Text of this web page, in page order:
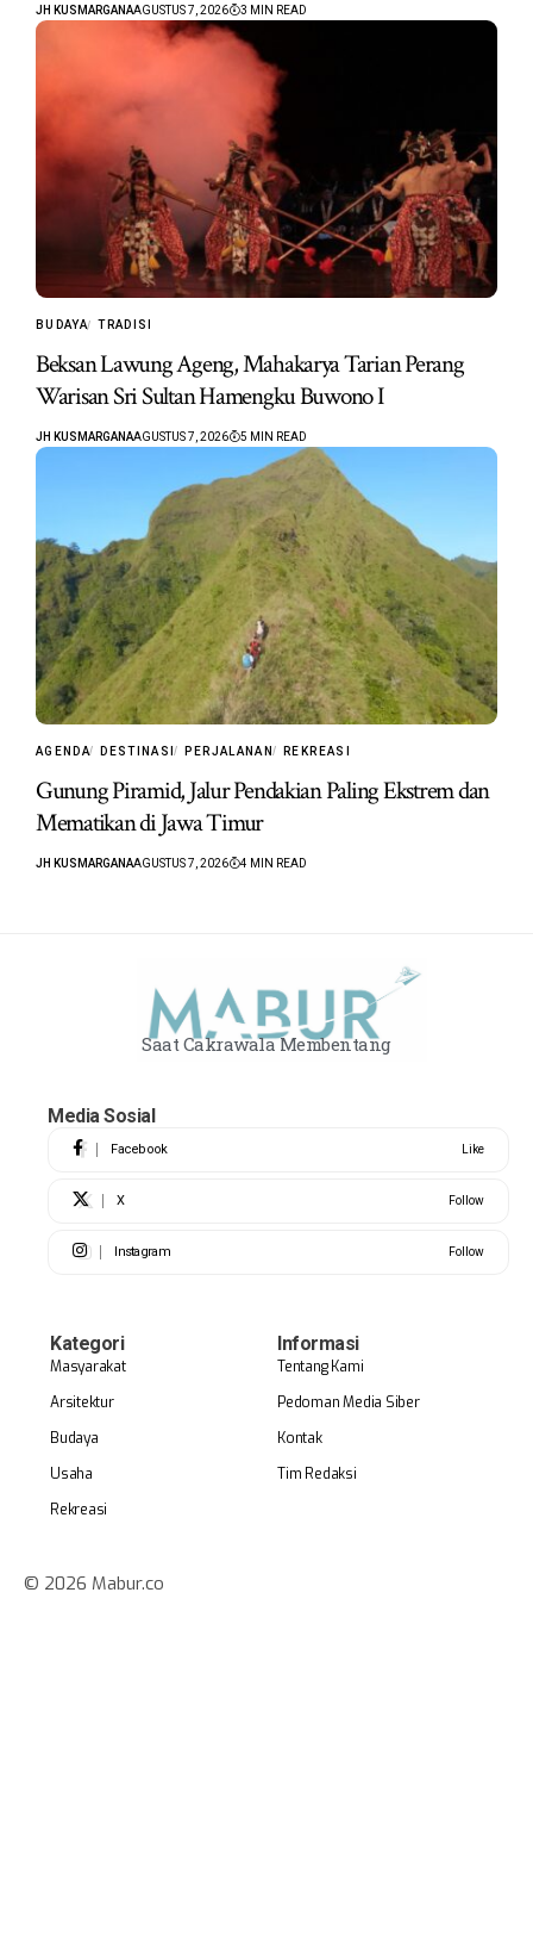
JH KUSMARGANAAGUSTUS 7, 2026 3 MIN READ
BUDAYA TRADISI
Beksan Lawung Ageng, Mahakarya Tarian Perang
Warisan Sri Sultan Hamengku Buwono I
JH KUSMARGANAAGUSTUS 7, 2026 5 MIN READ
AGENDA DESTINASI PERJALANAN REKREASI
Gunung Piramid, Jalur Pendakian Paling Ekstrem dan
Mematikan di Jawa Timur
JH KUSMARGANAAGUSTUS 7, 2026 4 MIN READ
Saat Cakrawala Membentang
Media Sosial
Facebook Like
X Follow
Instagram Follow
Kategori
Masyarakat
Arsitektur
Budaya
Usaha
Rekreasi
Informasi
Tentang Kami
Pedoman Media Siber
Kontak
Tim Redaksi
© 2026 Mabur.co